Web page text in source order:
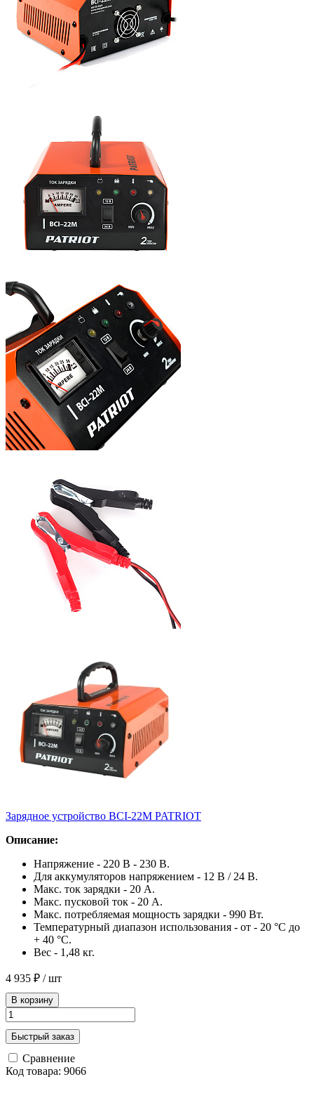
Зарядное устройство BCI-22M PATRIOT
Описание:
Напряжение - 220 В - 230 В.
Для аккумуляторов напряжением - 12 В / 24 В.
Макс. ток зарядки - 20 А.
Макс. пусковой ток - 20 А.
Макс. потребляемая мощность зарядки - 990 Вт.
Температурный диапазон использования - от - 20 °С до
+ 40 °С.
Вес - 1,48 кг.
4 935 ₽ / шт
В корзину
Быстрый заказ
Сравнение
Код товара: 9066